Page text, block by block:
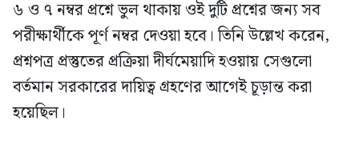
৬ ও ৭ নম্বর প্রশ্নে ভুল থাকায় ওই দুটি প্রশ্নের জন্য সব
পরীক্ষার্থীকে পূর্ণ নম্বর দেওয়া হবে। তিনি উল্লেখ করেন,
প্রশ্নপত্র প্রস্তুতের প্রক্রিয়া দীর্ঘমেয়াদি হওয়ায় সেগুলো
বর্তমান সরকারের দায়িত্ব গ্রহণের আগেই চূড়ান্ত করা
হয়েছিল।